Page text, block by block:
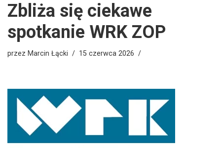
Zbliża się ciekawe
spotkanie WRK ZOP
przez Marcin Łącki 15 czerwca 2026